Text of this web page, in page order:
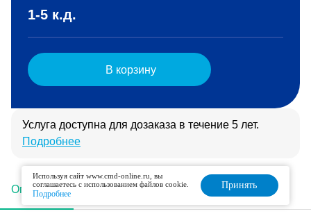
Описание Подготовка Интерпретация
1-5 к.д.
В корзину
Услуга доступна для дозаказа в течение 5 лет.
Подробнее
Используя сайт www.cmd-online.ru, вы
соглашаетесь с использованием файлов cookie.
Подробнее
Принять